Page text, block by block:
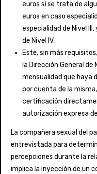
euros si se trata de
euros en caso
especialidad de Nivel
de Nivel IV.
Este, sin más
la Dirección General de
mensualidad que haya
por cuenta de la
certificación
autorización expresa
La compañera sexual del
entrevistada para
percepciones durante la
implica la inyección de un